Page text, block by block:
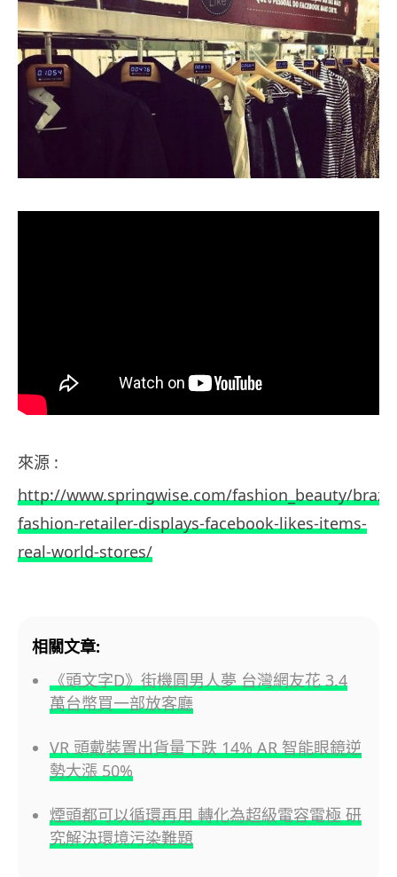
來源 :
http://www.springwise.com/fashion_beauty/
fashion-retailer-displays-facebook-likes-items-
real-world-stores/
相關文章:
《頭文字D》街機圓男人夢 台灣網友花 3.4
萬台幣買一部放客廳
VR 頭戴裝置出貨量下跌 14% AR 智能眼鏡逆
勢大漲 50%
煙頭都可以循環再用 轉化為超級電容電極 研
究解決環境污染難題